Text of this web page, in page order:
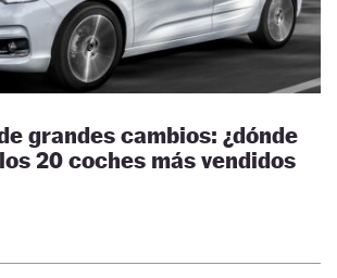
grandes cambios: ¿dónde
20 coches más vendidos